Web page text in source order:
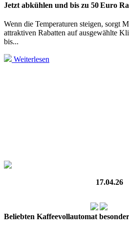
Jetzt abkühlen und bis zu 50 Euro
Wenn die Temperaturen steigen, sorgt
attraktiven Rabatten auf ausgewählte
bis...
Weiterlesen
17.04.26
Beliebten Kaffeevollautomat